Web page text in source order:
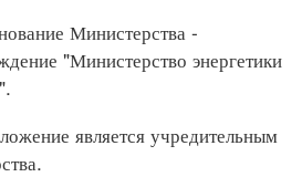
Министерства -
"Министерство энергетики
является учредительным